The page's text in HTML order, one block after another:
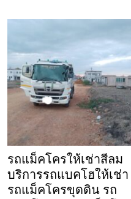
รถแม็คโครให้เช่าสีลม
บริการรถแบคโฮให้เช่า
รถแม็คโครขุดดิน รถ